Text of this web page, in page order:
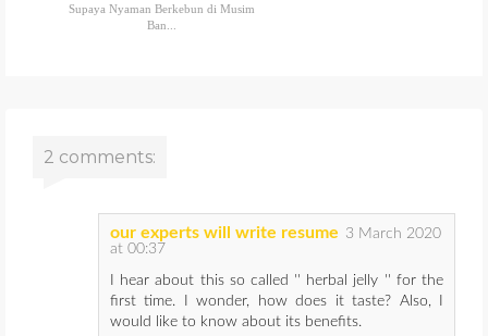
Supaya Nyaman Berkebun di Musim
Ban...
2 comments:
our experts will write resume 3 March 2020
at 00:37
I hear about this so called '' herbal jelly '' for the
first time. I wonder, how does it taste? Also, I
would like to know about its benefits.